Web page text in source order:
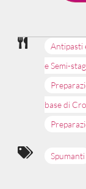
Antipasti
e Semi-
base di
Spumanti